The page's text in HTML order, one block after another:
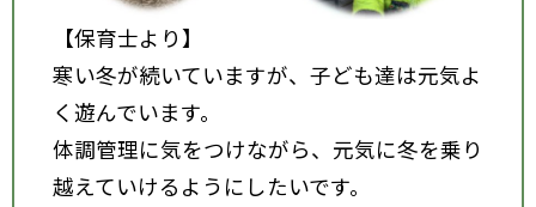
【保育士より】
寒い冬が続いていますが、子ども達は元気よ
く遊んでいます。
体調管理に気をつけながら、元気に冬を乗り
越えていけるようにしたいです。